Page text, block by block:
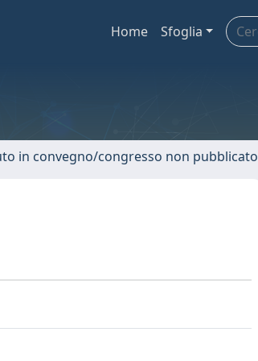
Home Sfoglia
in convegno/congresso non pubblicato